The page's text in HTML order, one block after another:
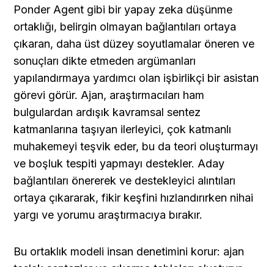
Ponder Agent gibi bir yapay zeka düşünme
ortaklığı, belirgin olmayan bağlantıları ortaya
çıkaran, daha üst düzey soyutlamalar öneren ve
sonuçları dikte etmeden argümanları
yapılandırmaya yardımcı olan işbirlikçi bir asistan
görevi görür. Ajan, araştırmacıları ham
bulgulardan ardışık kavramsal sentez
katmanlarına taşıyan ilerleyici, çok katmanlı
muhakemeyi teşvik eder, bu da teori oluşturmayı
ve boşluk tespiti yapmayı destekler. Aday
bağlantıları önererek ve destekleyici alıntıları
ortaya çıkararak, fikir keşfini hızlandırırken nihai
yargı ve yorumu araştırmacıya bırakır.
Bu ortaklık modeli insan denetimini korur: ajan